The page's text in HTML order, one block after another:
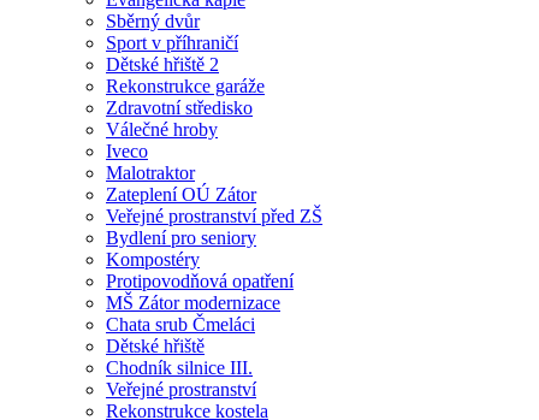
Sběrný dvůr
Sport v příhraničí
Dětské hřiště 2
Rekonstrukce garáže
Zdravotní středisko
Válečné hroby
Iveco
Malotraktor
Zateplení OÚ Zátor
Veřejné prostranství před ZŠ
Bydlení pro seniory
Kompostéry
Protipovodňová opatření
MŠ Zátor modernizace
Chata srub Čmeláci
Dětské hřiště
Chodník silnice III.
Veřejné prostranství
Rekonstrukce kostela